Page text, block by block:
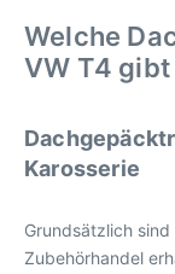
Welche
VW T4 gibt
Karosserie
Grundsätzlich
Zubehörhandel